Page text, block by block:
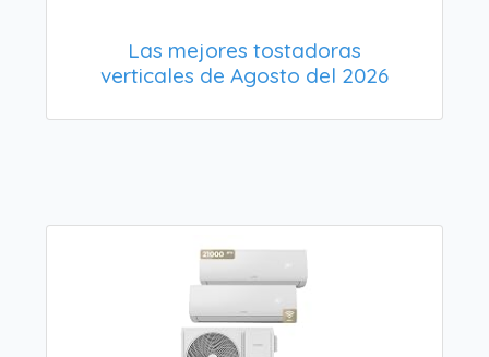
Las mejores tostadoras
verticales de Agosto del 2026